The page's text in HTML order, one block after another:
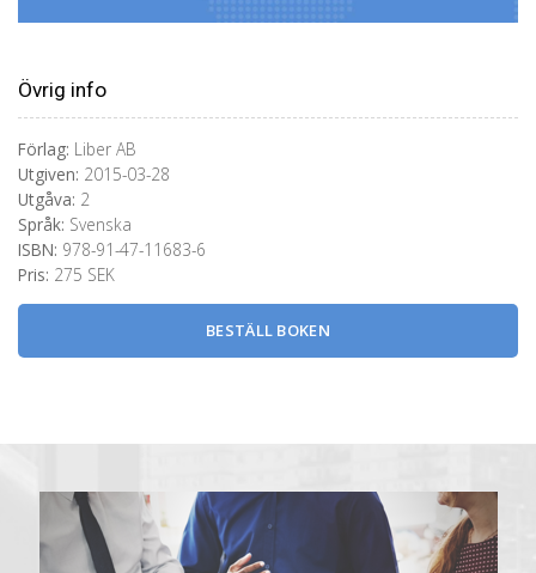
Övrig info
Förlag: Liber AB
Utgiven: 2015-03-28
Utgåva: 2
Språk: Svenska
ISBN: 978-91-47-11683-6
Pris: 275 SEK
BESTÄLL BOKEN